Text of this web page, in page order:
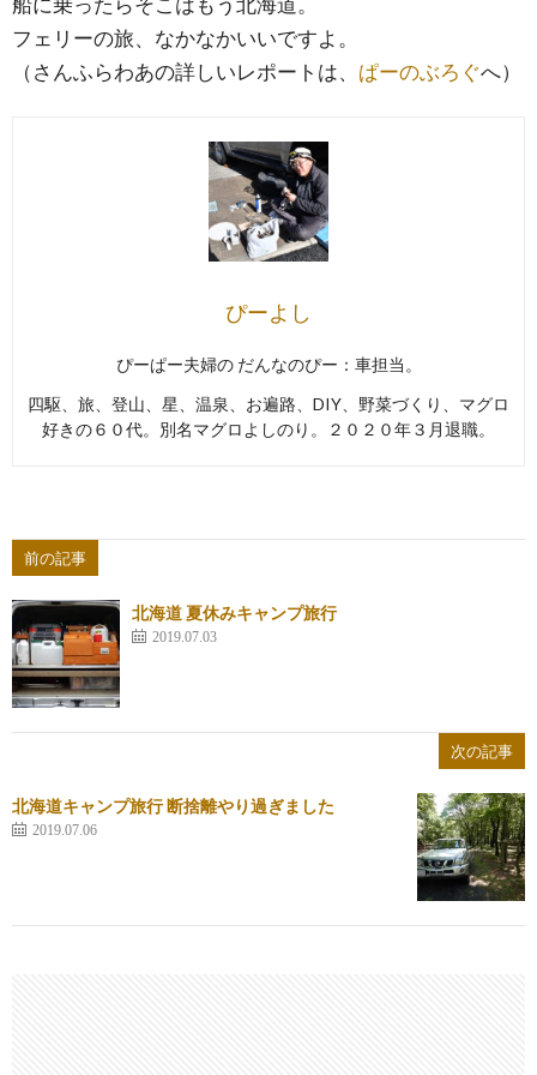
フェリーの旅、なかなかいいですよ。
（さんふらわあの詳しいレポートは、 ぱーのぶろぐへ）
ぴーよし
ぴーぱー夫婦の だんなのぴー：車担当。
四駆、旅、登山、星、温泉、お遍路、DIY、野菜づくり、マグロ
好きの６０代。別名マグロよしのり。２０２０年３月退職。
前の記事
北海道 夏休みキャンプ旅行
2019.07.03
次の記事
北海道キャンプ旅行 断捨離やり過ぎました
2019.07.06